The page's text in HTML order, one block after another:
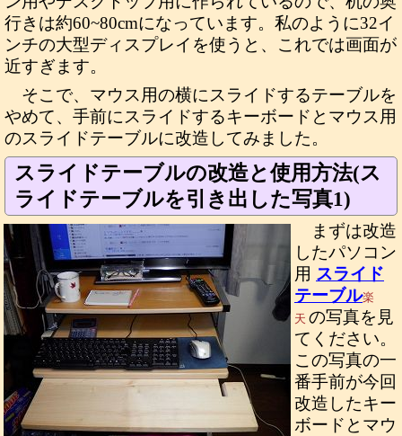
行きは約60~80cmになっています。私のように32イ
ンチの大型ディスプレイを使うと、これでは画面が
近すぎます。
そこで、マウス用の横にスライドするテーブルを
やめて、手前にスライドするキーボードとマウス用
のスライドテーブルに改造してみました。
スライドテーブルの改造と使用方法(ス
ライドテーブルを引き出した写真1)
まずは改造
したパソコン
用 スライド
テーブル楽
天 の写真を見
てください。
この写真の一
番手前が今回
改造したキー
ボードとマウ